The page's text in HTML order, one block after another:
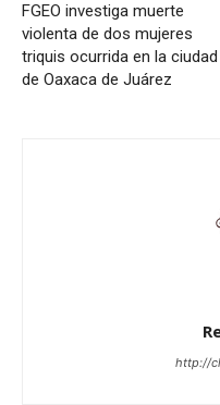
FGEO investiga muerte
violenta de dos mujeres
triquis ocurrida en la ciudad
de Oaxaca de Juárez
http://